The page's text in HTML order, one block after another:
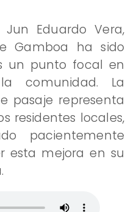
Eduardo Vera,
Gamboa ha sido
un punto focal en
comunidad. La
pasaje representa
residentes locales,
pacientemente
esta mejora en su